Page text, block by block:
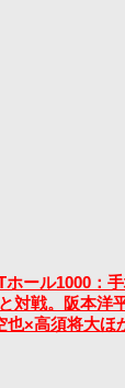
ール1000：
対戦。阪本洋
也×高須将大ほ